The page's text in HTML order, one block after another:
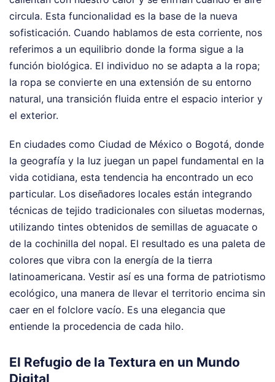
circula. Esta funcionalidad es la base de la nueva
sofisticación. Cuando hablamos de esta corriente, nos
referimos a un equilibrio donde la forma sigue a la
función biológica. El individuo no se adapta a la ropa;
la ropa se convierte en una extensión de su entorno
natural, una transición fluida entre el espacio interior y
el exterior.
En ciudades como Ciudad de México o Bogotá, donde
la geografía y la luz juegan un papel fundamental en la
vida cotidiana, esta tendencia ha encontrado un eco
particular. Los diseñadores locales están integrando
técnicas de tejido tradicionales con siluetas modernas,
utilizando tintes obtenidos de semillas de aguacate o
de la cochinilla del nopal. El resultado es una paleta de
colores que vibra con la energía de la tierra
latinoamericana. Vestir así es una forma de patriotismo
ecológico, una manera de llevar el territorio encima sin
caer en el folclore vacío. Es una elegancia que
entiende la procedencia de cada hilo.
El Refugio de la Textura en un Mundo
Digital